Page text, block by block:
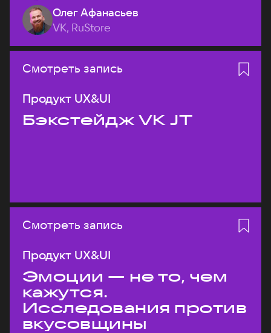
Олег Афанасьев
VK, RuStore
Смотреть запись
Продукт UX&UI
Бэкстейдж VK JT
Смотреть запись
Продукт UX&UI
Эмоции — не то, чем
кажутся.
Исследования против
вкусовщины